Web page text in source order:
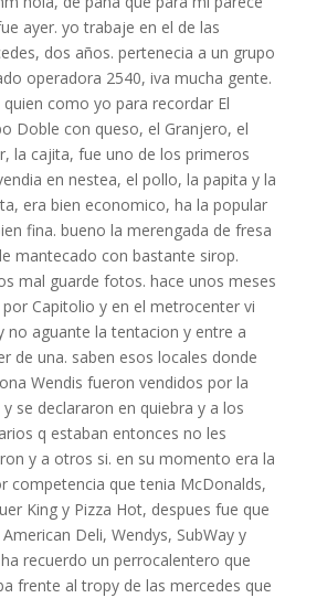
ayer. yo trabaje en el de las
dos años. pertenecia a un grupo
operadora 2540, iva mucha gente.
quien como yo para recordar El
Doble con queso, el Granjero, el
la cajita, fue uno de los primeros
en nestea, el pollo, la papita y la
era bien economico, ha la popular
fina. bueno la merengada de fresa
mantecado con bastante sirop.
mal guarde fotos. hace unos meses
por Capitolio y en el metrocenter vi
no aguante la tentacion y entre a
de una. saben esos locales donde
Wendis fueron vendidos por la
y se declararon en quiebra y a los
q estaban entonces no les
y a otros si. en su momento era la
competencia que tenia McDonalds,
King y Pizza Hot, despues fue que
Deli, Wendys, SubWay y
ha recuerdo un perrocalentero que
frente al tropy de las mercedes que